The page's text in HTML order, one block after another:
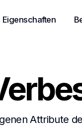
Eigenschaften
Attribute